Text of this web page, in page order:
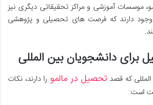
موسسات آموزشی و مراکز تحقیقاتی دیگری نیز
وجود دارند که فرصت های تحصیلی و پژوهشی
برای دانشجویان بین المللی
که قصد تحصیل در مالمو را دارند، نکات
است: